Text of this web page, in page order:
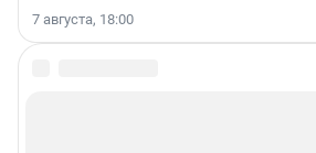
7 августа, 18:00